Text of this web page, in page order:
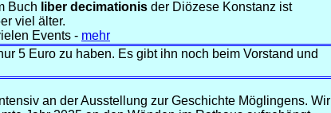
Buch liber decimationis der Diözese Konstanz ist
viel älter.
Events - mehr
5 Euro zu haben. Es gibt ihn noch beim Vorstand und
an der Ausstellung zur Geschichte Möglingens. Wir